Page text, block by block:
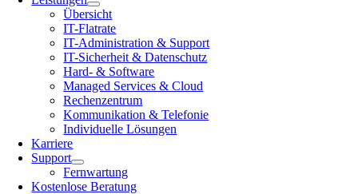
Übersicht
IT-Flatrate
IT-Administration & Support
IT-Sicherheit & Datenschutz
Hard- & Software
Managed Services & Cloud
Rechenzentrum
Kommunikation & Telefonie
Individuelle Lösungen
Karriere
Support
Fernwartung
Kostenlose Beratung